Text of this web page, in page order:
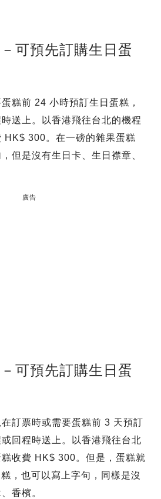
可預先訂購生日蛋
糕前 24 小時預訂生日蛋糕，
送上。以香港飛往台北的機程
HK$ 300。在一磅的雜果蛋糕
但是沒有生日卡、生日襟章、
廣告
可預先訂購生日蛋
訂票時或需要蛋糕前 3 天預訂
回程時送上。以香港飛往台北
收費 HK$ 300。但是，蛋糕就
，也可以寫上字句，同樣是沒
香檳。